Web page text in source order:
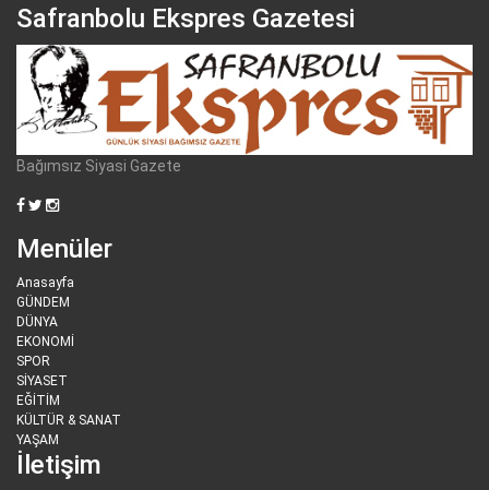
Safranbolu Ekspres Gazetesi
Bağımsız Siyasi Gazete
Menüler
Anasayfa
GÜNDEM
DÜNYA
EKONOMİ
SPOR
SİYASET
EĞİTİM
KÜLTÜR & SANAT
YAŞAM
İletişim